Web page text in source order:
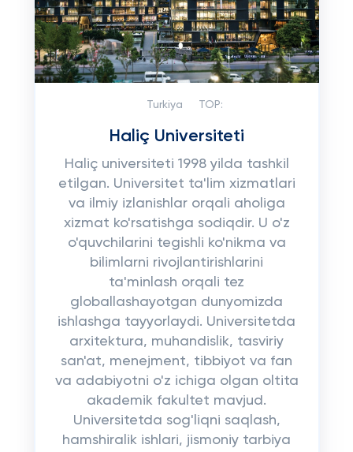
Turkiya TOP:
Haliç Universiteti
Haliç universiteti 1998 yilda tashkil
etilgan. Universitet ta'lim xizmatlari
va ilmiy izlanishlar orqali aholiga
xizmat ko'rsatishga sodiqdir. U o'z
o'quvchilarini tegishli ko'nikma va
bilimlarni rivojlantirishlarini
ta'minlash orqali tez
globallashayotgan dunyomizda
ishlashga tayyorlaydi. Universitetda
arxitektura, muhandislik, tasviriy
san'at, menejment, tibbiyot va fan
va adabiyotni o'z ichiga olgan oltita
akademik fakultet mavjud.
Universitetda sog'liqni saqlash,
hamshiralik ishlari, jismoniy tarbiya